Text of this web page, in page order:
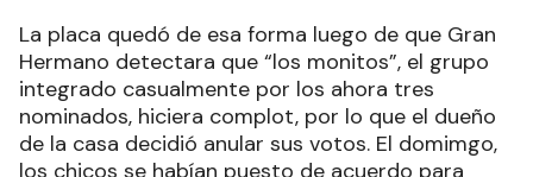
La placa quedó de esa forma luego de que Gran
Hermano detectara que “los monitos”, el grupo
integrado casualmente por los ahora tres
nominados, hiciera complot, por lo que el dueño
de la casa decidió anular sus votos. El domimgo,
los chicos se habían puesto de acuerdo para